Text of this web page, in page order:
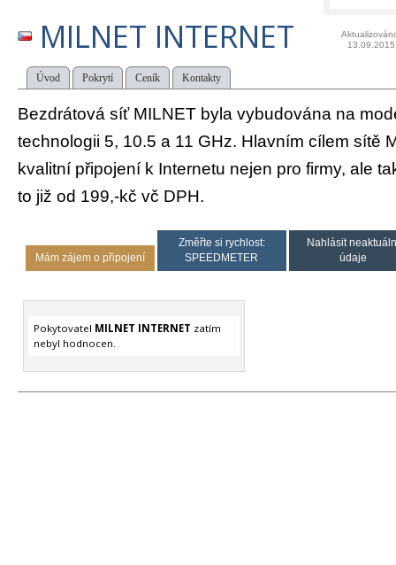
MILNET INTERNET
13.09.2015
Úvod Pokrytí Ceník Kontakty
Bezdrátová síť MILNET byla vybudována na
technologii 5, 10.5 a 11 GHz. Hlavním cílem sítě
kvalitní připojení k Internetu nejen pro firmy, ale
to již od 199,-kč vč DPH.
Mám zájem o připojení
Změřte si rychlost:
SPEEDMETER
Nahlásit
údaje
Pokytovatel MILNET INTERNET zatím
nebyl hodnocen.